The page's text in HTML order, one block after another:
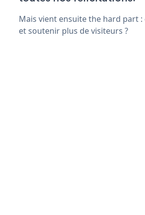
Mais vient ensuite the hard part
et soutenir plus de visiteurs ?